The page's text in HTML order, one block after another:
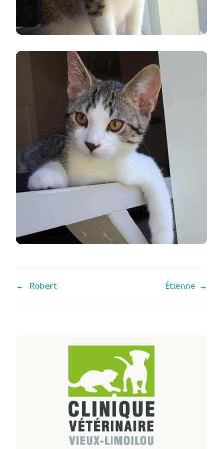
← Robert Étienne →